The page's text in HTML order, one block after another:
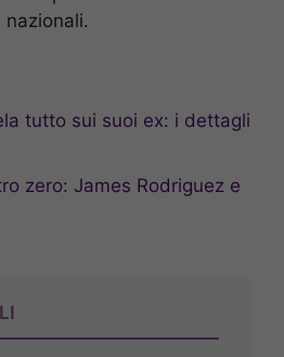
tutto sui suoi ex: i dettagli
zero: James Rodriguez e